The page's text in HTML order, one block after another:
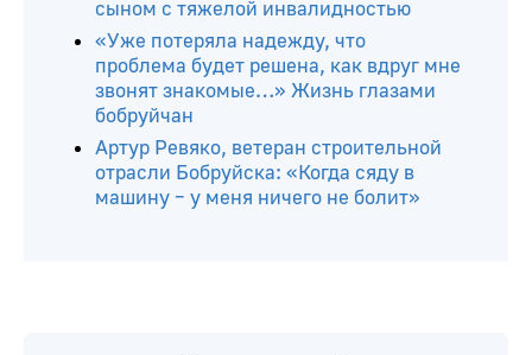
сыном с тяжелой инвалидностью
«Уже потеряла надежду, что
проблема будет решена, как вдруг мне
звонят знакомые…» Жизнь глазами
бобруйчан
Артур Ревяко, ветеран строительной
отрасли Бобруйска: «Когда сяду в
машину – у меня ничего не болит»